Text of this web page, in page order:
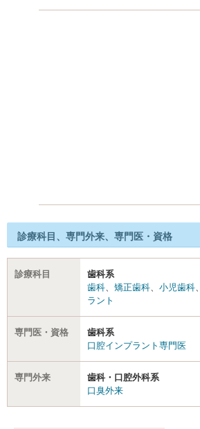
診療科目、専門外来、専門医・資格
診療科目
歯科系
歯科、 矯正歯科、 小児歯科、
ラント
専門医・資格
歯科系
口腔インプラント専門医
専門外来
歯科・口腔外科系
口臭外来